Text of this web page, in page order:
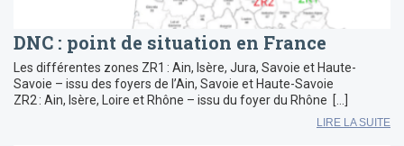
DNC : point de situation en France
Les différentes zones ZR1 : Ain, Isère, Jura, Savoie et Haute-
Savoie – issu des foyers de l’Ain, Savoie et Haute-Savoie
ZR2 : Ain, Isère, Loire et Rhône – issu du foyer du Rhône […]
LIRE LA SUITE